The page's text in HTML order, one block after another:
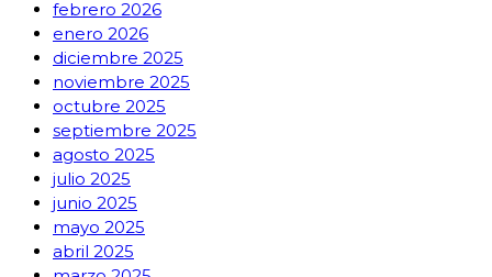
febrero 2026
enero 2026
diciembre 2025
noviembre 2025
octubre 2025
septiembre 2025
agosto 2025
julio 2025
junio 2025
mayo 2025
abril 2025